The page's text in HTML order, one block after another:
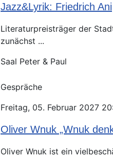
Jazz&Lyrik: Friedrich Ani
Literaturpreisträger der
zunächst ...
Saal Peter & Paul
Gespräche
Freitag, 05. Februar 2027
Oliver Wnuk „Wnuk
Oliver Wnuk ist ein